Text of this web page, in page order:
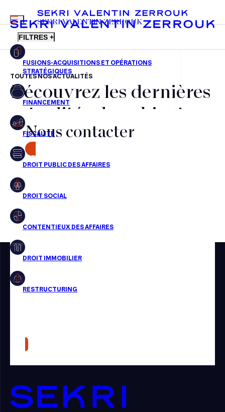
FR EN
MENU
SEKRI VALENTIN ZERROUK
FILTRES +
Fusions-acquisitions et opérations stratégiques
Financement
Fiscalité
Droit public des affaires
Droit social
Droit immobilier
Restructuring
Presse
TOUTES NOS ACTUALITÉS
Découvrez les dernières
actualités du cabinet,
nos récompenses et nos
transactions, jour après
jour
Aucun résultats pour cette recherche
Nous contacter